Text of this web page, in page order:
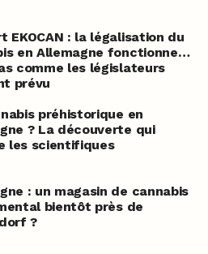
EKOCAN : la légalisation du
en Allemagne fonctionne…
comme les législateurs
prévu
préhistorique en
? La découverte qui
les scientifiques
: un magasin de cannabis
bientôt près de
?